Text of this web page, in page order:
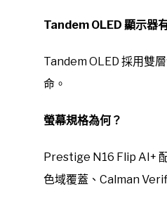
Tandem OLED 顯示器
Tandem OLED 採用雙
命。
螢幕規格為何？
Prestige N16 Flip AI+
色域覆蓋、Calman